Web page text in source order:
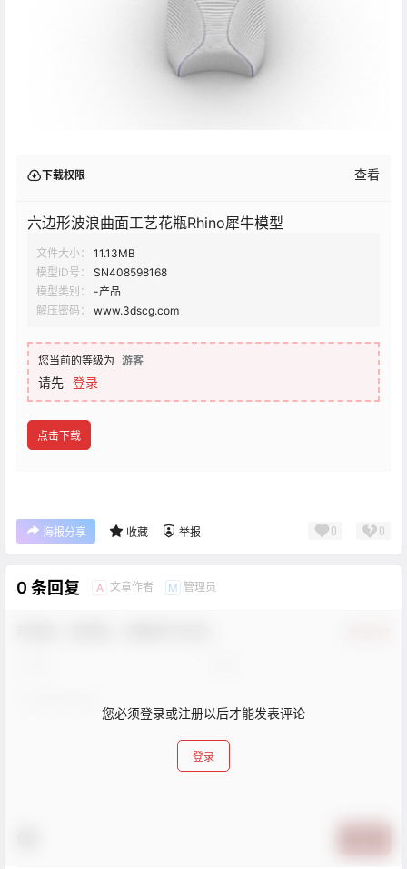
下载权限 查看
六边形波浪曲面工艺花瓶Rhino犀牛模型
文件大小：
11.13MB
模型ID号：
SN408598168
模型类别：
-产品
解压密码：
www.3dscg.com
您当前的等级为 游客
请先 登录
点击下载
海报分享 收藏 举报 0 0
0 条回复 A 文章作者 M 管理员
您必须登录或注册以后才能发表评论
登录